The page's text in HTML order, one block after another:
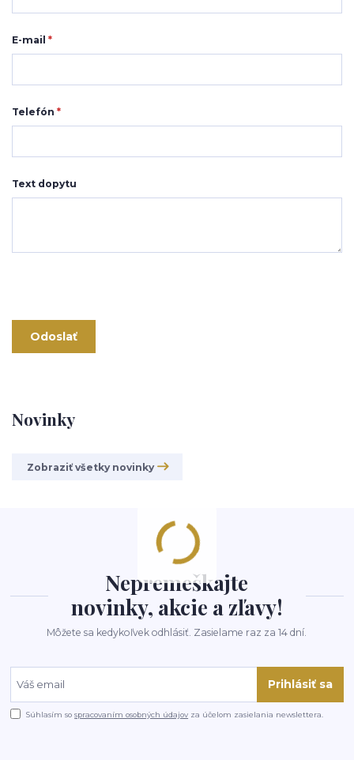
Novinky
Zobraziť všetky novinky
E-mail *
Telefón *
Text dopytu
Nepremeškajte
novinky, akcie a zľavy!
Môžete sa kedykoľvek odhlásiť. Zasielame raz za 14 dní.
Prihlásiť sa
Súhlasím sospracovaním osobných údajov za účelom zasielania newslettera.